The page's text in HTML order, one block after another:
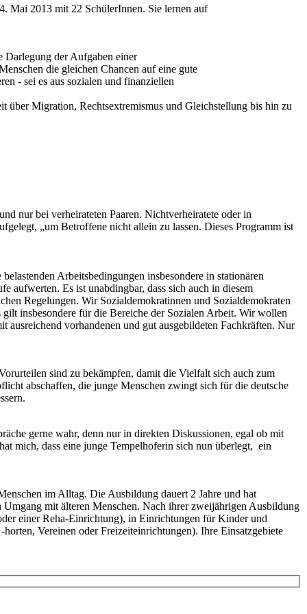
Mai 2013 mit 22 SchülerInnen. Sie lernen auf
Darlegung der Aufgaben einer
die gleichen Chancen auf eine gute
- sei es aus sozialen und finanziellen
über Migration, Rechtsextremismus und Gleichstellung bis hin zu
nur bei verheirateten Paaren. Nichtverheiratete oder in
„um Betroffene nicht allein zu lassen. Dieses Programm ist
Arbeitsbedingungen insbesondere in stationären
aufwerten. Es ist unabdingbar, dass sich auch in diesem
Regelungen. Wir Sozialdemokratinnen und Sozialdemokraten
insbesondere für die Bereiche der Sozialen Arbeit. Wir wollen
vorhandenen und gut ausgebildeten Fachkräften. Nur
sind zu bekämpfen, damit die Vielfalt sich auch zum
abschaffen, die junge Menschen zwingt sich für die deutsche
gerne wahr, denn nur in direkten Diskussionen, egal ob mit
mich, dass eine junge Tempelhoferin sich nun überlegt, ein
im Alltag. Die Ausbildung dauert 2 Jahre und hat
mit älteren Menschen. Nach ihrer zweijährigen Ausbildung
einer Reha-Einrichtung), in Einrichtungen für Kinder und
Vereinen oder Freizeiteinrichtungen). Ihre Einsatzgebiete